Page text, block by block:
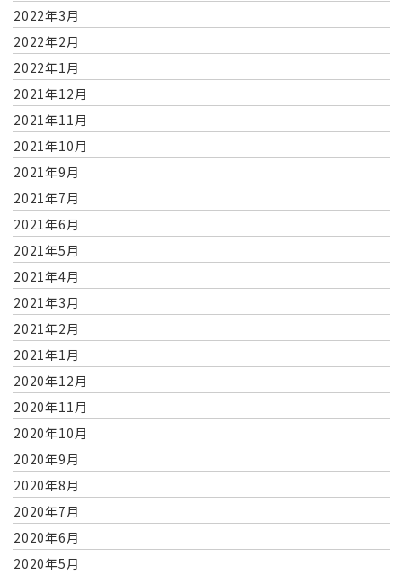
2022年3月
2022年2月
2022年1月
2021年12月
2021年11月
2021年10月
2021年9月
2021年7月
2021年6月
2021年5月
2021年4月
2021年3月
2021年2月
2021年1月
2020年12月
2020年11月
2020年10月
2020年9月
2020年8月
2020年7月
2020年6月
2020年5月